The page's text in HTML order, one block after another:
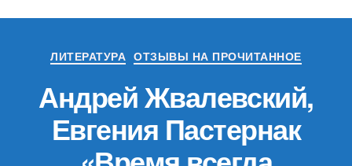
Рубрики
ЛИТЕРАТУРА ОТЗЫВЫ НА ПРОЧИТАННОЕ
Андрей Жвалевский,
Евгения Пастернак